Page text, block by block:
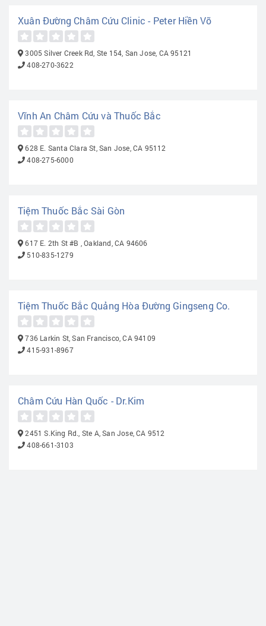
Xuân Đường Châm Cứu Clinic - Peter Hiền Võ
3005 Silver Creek Rd, Ste 154, San Jose, CA 95121
408-270-3622
Vĩnh An Châm Cứu và Thuốc Bắc
628 E. Santa Clara St, San Jose, CA 95112
408-275-6000
Tiệm Thuốc Bắc Sài Gòn
617 E. 2th St #B , Oakland, CA 94606
510-835-1279
Tiệm Thuốc Bắc Quảng Hòa Đường Gingseng Co.
736 Larkin St, San Francisco, CA 94109
415-931-8967
Châm Cứu Hàn Quốc - Dr.Kim
2451 S.King Rd., Ste A, San Jose, CA 9512
408-661-3103